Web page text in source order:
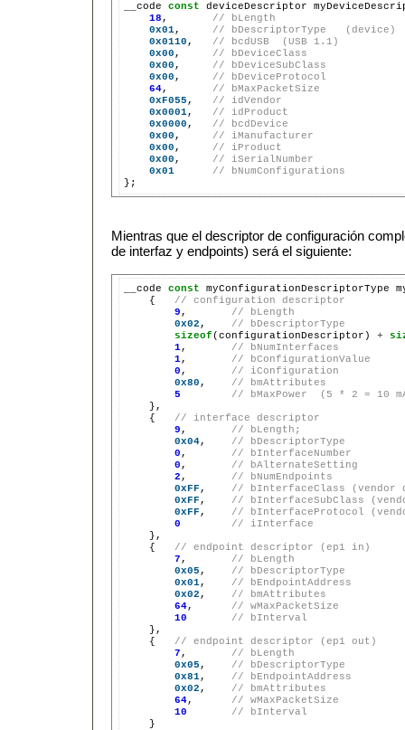
__code const deviceDescriptor
18 ,
// bLength
0x01,
// bDescriptorType   (device)
0x0110 ,
// bcdUSB  (USB 1.1)
0x00 ,
// bDeviceClass
0x00 ,
// bDeviceSubClass
0x00 ,
// bDeviceProtocol
64,
// bMaxPacketSize
0xF055 ,
// idVendor
0x0001,
// idProduct
0x0000 ,
// bcdDevice
0x00 ,
// iManufacturer
0x00 ,
// iProduct
0x00 ,
// iSerialNumber
0x01
// bNumConfigurations
Mientras que el descriptor de configuración
de interfaz y endpoints) será el siguiente:
__code const myConfigurationDescriptorType
    {
// configuration descriptor
9 ,
// bLength
0x02 ,
// bDescriptorType
sizeof(configurationDescriptor) +
1,
// bNumInterfaces
1,
// bConfigurationValue
0 ,
// iConfiguration
0x80 ,
// bmAttributes
5
// bMaxPower  (5 * 2 = 10
    },
    {
// interface descriptor
9 ,
// bLength;
0x04,
// bDescriptorType
0 ,
// bInterfaceNumber
0 ,
// bAlternateSetting
2 ,
// bNumEndpoints
0xFF ,
// bInterfaceClass (vendor
0xFF ,
// bInterfaceSubClass
0xFF ,
// bInterfaceProtocol
0
// iInterface
    },
    {
// endpoint descriptor (ep1 in)
7 ,
// bLength
0x05 ,
// bDescriptorType
0x01,
// bEndpointAddress
0x02 ,
// bmAttributes
64,
// wMaxPacketSize
10
// bInterval
    },
    {
// endpoint descriptor (ep1 out)
7 ,
// bLength
0x05 ,
// bDescriptorType
0x81,
// bEndpointAddress
0x02 ,
// bmAttributes
64,
// wMaxPacketSize
10
// bInterval
    }